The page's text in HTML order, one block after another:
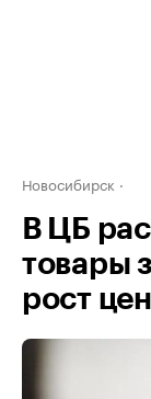
Новосибирск
В ЦБ
товары
рост